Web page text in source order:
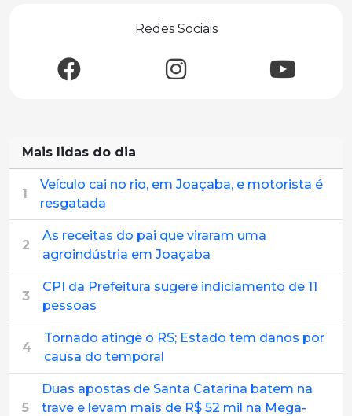
Redes Sociais
Mais lidas do dia
1
Veículo cai no rio, em Joaçaba, e motorista é
resgatada
2
As receitas do pai que viraram uma
agroindústria em Joaçaba
3
CPI da Prefeitura sugere indiciamento de 11
pessoas
4
Tornado atinge o RS; Estado tem danos por
causa do temporal
5
Duas apostas de Santa Catarina batem na
trave e levam mais de R$ 52 mil na Mega-